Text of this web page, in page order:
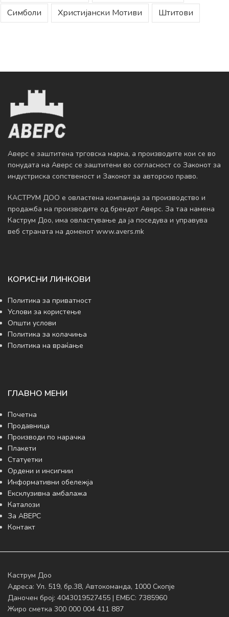
Симболи
Христијански Мотиви Штитови
Аверс е заштитена трговска марка, а производите кои се во
понудата на Аверс се заштитени во согласност со Законот за
индустриска сопственост и Законот за авторско право.
КАСТРУМ ДОО е овластена компанија за производство и
продажба на производите од брендот Аверс. За таа намена
Каструм Доо, има овластување да ja поседува и управува
веб страната на доменот www.avers.mk
КОРИСНИ ЛИНКОВИ
Политика за приватност
Услови за користење
Општи услови
Политика за колачиња
Политика на враќање
ГЛАВНО МЕНИ
Почетна
Продавница
Производи по нарачка
Плакети
Статуетки
Ордени и инсигнии
Информативни обележја
Ексклузивна амбалажа
Каталози
За АВЕРС
Контакт
Каструм Доо
Адреса: Ул. 519, бр.38, Автокоманда, 1000 Скопје
Даночен број: 4043019527455 | ЕМБС: 7385960
Жиро сметка 300 000 004 411 887